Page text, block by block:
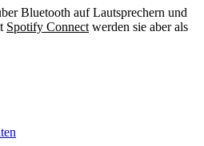
Bluetooth auf Lautsprechern und
Spotify Connect werden sie aber als